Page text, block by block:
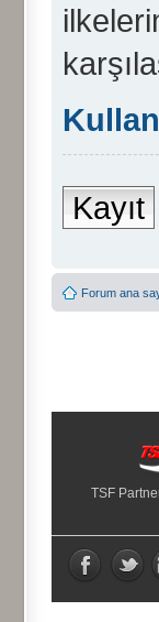
Kayıt
Forum ana
TSF